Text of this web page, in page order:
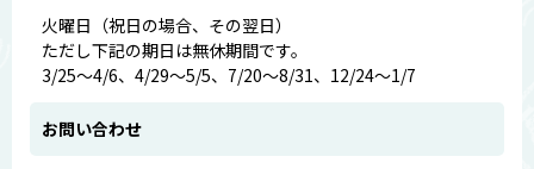
火曜日（祝日の場合、その翌日）
ただし下記の期日は無休期間です。
3/25～4/6、4/29～5/5、7/20～8/31、12/24～1/7
お問い合わせ